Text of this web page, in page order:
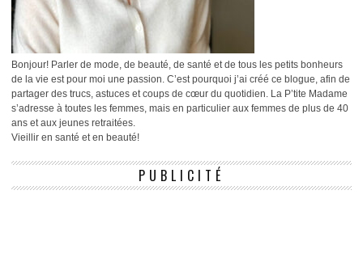
Bonjour! Parler de mode, de beauté, de santé et de tous les petits bonheurs
de la vie est pour moi une passion. C’est pourquoi j’ai créé ce blogue, afin de
partager des trucs, astuces et coups de cœur du quotidien. La P’tite Madame
s’adresse à toutes les femmes, mais en particulier aux femmes de plus de 40
ans et aux jeunes retraitées.
Vieillir en santé et en beauté!
PUBLICITÉ